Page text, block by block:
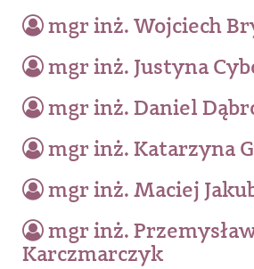
mgr inż. Wojciech
mgr inż. Justyna
mgr inż. Daniel
mgr inż. Katarzyna
mgr inż. Maciej
mgr inż.
Karczmarczyk